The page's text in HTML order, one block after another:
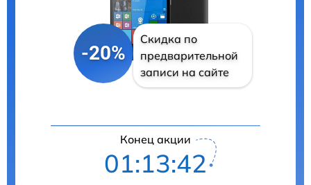
-20%
Скидка по
предварительной
записи на сайте
Конец акции
01:13:41